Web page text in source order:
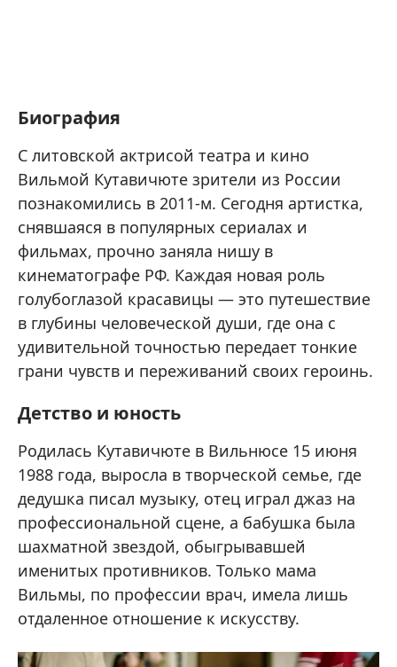
Биография
С литовской актрисой театра и кино
Вильмой Кутавичюте зрители из России
познакомились в 2011-м. Сегодня артистка,
снявшаяся в популярных сериалах и
фильмах, прочно заняла нишу в
кинематографе РФ. Каждая новая роль
голубоглазой красавицы — это путешествие
в глубины человеческой души, где она с
удивительной точностью передает тонкие
грани чувств и переживаний своих героинь.
Детство и юность
Родилась Кутавичюте в Вильнюсе 15 июня
1988 года, выросла в творческой семье, где
дедушка писал музыку, отец играл джаз на
профессиональной сцене, а бабушка была
шахматной звездой, обыгрывавшей
именитых противников. Только мама
Вильмы, по профессии врач, имела лишь
отдаленное отношение к искусству.